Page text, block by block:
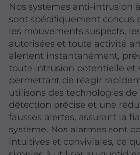
Nos systèmes anti-intrusion
sont spécifiquement conçus
les mouvements suspects,
autorisées et toute activité
alertent instantanément,
toute intrusion potentielle et
permettant de réagir
utilisons des technologies
détection précise et une
fausses alertes, assurant la
système. Nos alarmes sont
intuitives et conviviales, ce